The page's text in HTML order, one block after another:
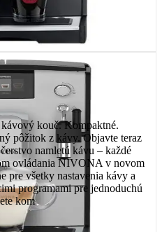
kouč. Kompaktné.
pôžitok z kávy. Objavte teraz
namletú kávu – každé
ovládania NIVONA v novom
pre všetky nastavenia kávy a
programami pre jednoduchú
kom